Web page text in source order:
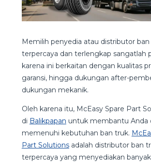
Memilih penyedia atau distributor
terpercaya dan terlengkap sangatlah
karena ini berkaitan dengan kualitas
garansi, hingga dukungan after-
dukungan mekanik.
Oleh karena itu, McEasy Spare Part
di Balikpapan untuk membantu Anda
memenuhi kebutuhan ban truk.
Part Solutionsadalah distributor ban
terpercaya yang menyediakan